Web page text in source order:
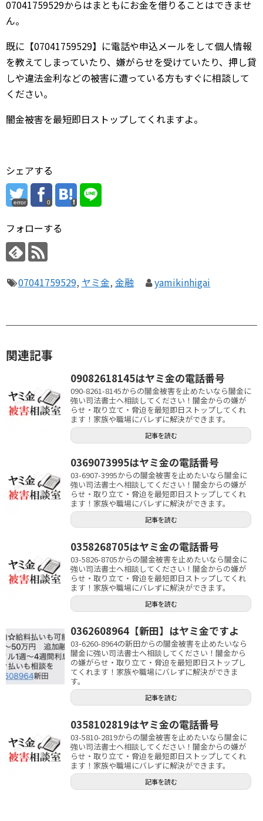
07041759529からはまともにお金を借りることはできませ
ん。
既に【07041759529】に電話や申込メールをして個人情報
を教えてしまっていたり、嫌がらせを受けていたり、押し貸
しや違法金利などの被害に遭っている方もすぐに相談して
ください。
闇金被害を最短即日ストップしてくれますよ。
シェアする
error 0
フォローする
07041759529, ヤミ金, 金融 yamikinhigai
関連記事
09082618145はヤミ金の電話番号
090-8261-8145からの闇金被害を止めたいなら闇金に
強い司法書士へ相談してください！闇金からの嫌が
らせ・取り立て・脅迫を最短即日ストップしてくれ
ます！家族や職場にバレずに解決ができます。
記事を読む
0369073995はヤミ金の電話番号
03-6907-3995からの闇金被害を止めたいなら闇金に
強い司法書士へ相談してください！闇金からの嫌が
らせ・取り立て・脅迫を最短即日ストップしてくれ
ます！家族や職場にバレずに解決ができます。
記事を読む
0358268705はヤミ金の電話番号
03-5826-8705からの闇金被害を止めたいなら闇金に
強い司法書士へ相談してください！闇金からの嫌が
らせ・取り立て・脅迫を最短即日ストップしてくれ
ます！家族や職場にバレずに解決ができます。
記事を読む
0362608964【新田】はヤミ金ですよ
03-6260-8964の新田からの闇金被害を止めたいなら
闇金に強い司法書士へ相談してください！闇金から
の嫌がらせ・取り立て・脅迫を最短即日ストップし
てくれます！家族や職場にバレずに解決ができま
す。
記事を読む
0358102819はヤミ金の電話番号
03-5810-2819からの闇金被害を止めたいなら闇金に
強い司法書士へ相談してください！闇金からの嫌が
らせ・取り立て・脅迫を最短即日ストップしてくれ
ます！家族や職場にバレずに解決ができます。
記事を読む